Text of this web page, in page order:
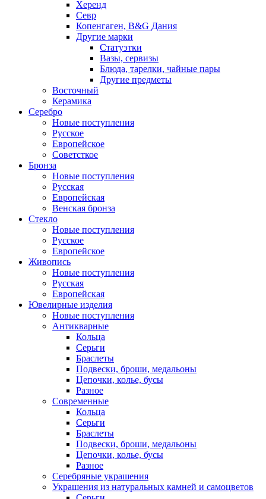
Херенд
Севр
Копенгаген, B&G Дания
Другие марки
Статуэтки
Вазы, сервизы
Блюда, тарелки, чайные пары
Другие предметы
Восточный
Керамика
Серебро
Новые поступления
Русское
Европейское
Советсткое
Бронза
Новые поступления
Русская
Европейская
Венская бронза
Стекло
Новые поступления
Русское
Европейское
Живопись
Новые поступления
Русская
Европейская
Ювелирные изделия
Новые поступления
Антикварные
Кольца
Серьги
Браслеты
Подвески, броши, медальоны
Цепочки, колье, бусы
Разное
Современные
Кольца
Серьги
Браслеты
Подвески, броши, медальоны
Цепочки, колье, бусы
Разное
Серебряные украшения
Украшения из натуральных камней и самоцветов